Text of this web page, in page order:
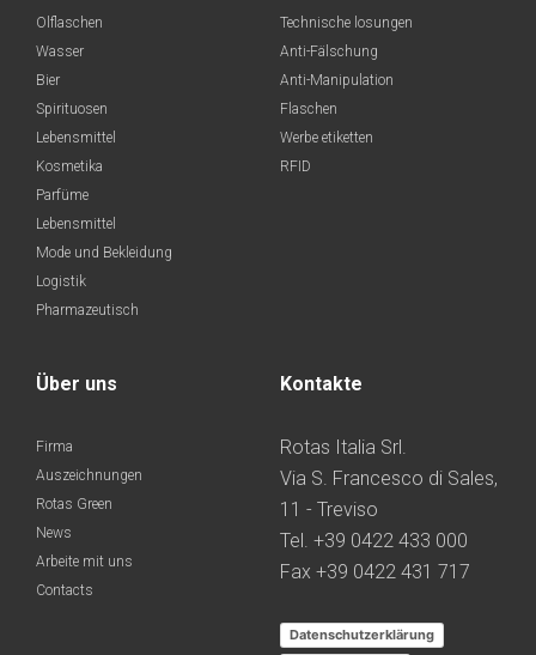
Olflaschen
Wasser
Bier
Spirituosen
Lebensmittel
Kosmetika
Parfüme
Lebensmittel
Mode und Bekleidung
Logistik
Pharmazeutisch
Technische losungen
Anti-Fälschung
Anti-Manipulation
Flaschen
Werbe etiketten
RFID
Über uns
Firma
Auszeichnungen
Rotas Green
News
Arbeite mit uns
Contacts
Kontakte
Rotas Italia Srl.
Via S. Francesco di Sales,
11 - Treviso
Tel. +39 0422 433 000
Fax +39 0422 431 717
Datenschutzerklärung